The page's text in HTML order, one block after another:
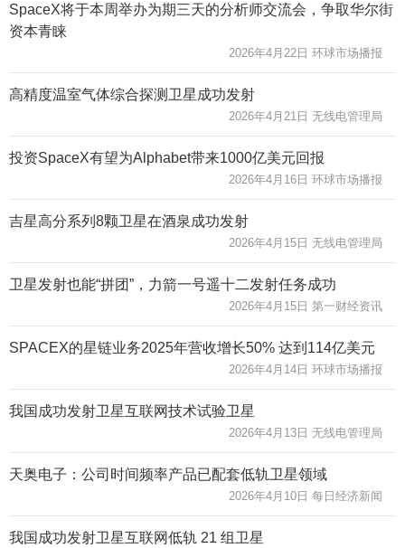
SpaceX将于本周举办为期三天的分析师交流会，争取华尔街
资本青睐
2026年4月22日 环球市场播报
高精度温室气体综合探测卫星成功发射
2026年4月21日 无线电管理局
投资SpaceX有望为Alphabet带来1000亿美元回报
2026年4月16日 环球市场播报
吉星高分系列8颗卫星在酒泉成功发射
2026年4月15日 无线电管理局
卫星发射也能“拼团”，力箭一号遥十二发射任务成功
2026年4月15日 第一财经资讯
SPACEX的星链业务2025年营收增长50% 达到114亿美元
2026年4月14日 环球市场播报
我国成功发射卫星互联网技术试验卫星
2026年4月13日 无线电管理局
天奥电子：公司时间频率产品已配套低轨卫星领域
2026年4月10日 每日经济新闻
我国成功发射卫星互联网低轨 21 组卫星